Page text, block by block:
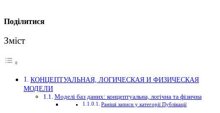
Поділитися
Зміст
КОНЦЕПТУАЛЬНАЯ, ЛОГИЧЕСКАЯ И ФИЗИЧЕСКАЯ
МОДЕЛИ
Моделі баз даних: концептуальна, логічна та фізична
Раніші записи у категорії Публікації